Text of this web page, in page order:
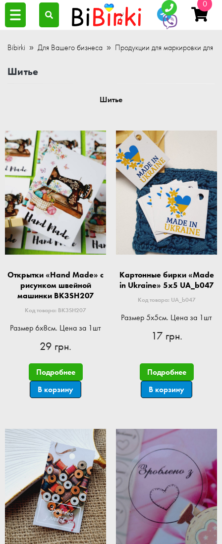
0
Bibirki Для Вашего бизнеса Продукции для маркировки для
Шитье
Шитье
Открытки «Hand Made» с
рисунком швейной
машинки BK3SH207
Код товара: BK3SH207
Размер 6x8см. Цена за 1шт
29 грн.
Подробнее
В корзину
Картонные бирки «Made
in Ukraine» 5x5 UA_b047
Код товара: UA_b047
Размер 5x5см. Цена за 1шт
17 грн.
Подробнее
В корзину